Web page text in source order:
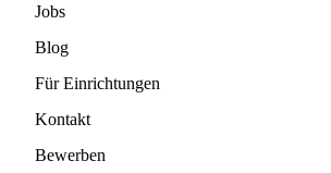
Jobs
Blog
Für Einrichtungen
Kontakt
Bewerben